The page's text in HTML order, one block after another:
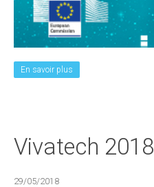
En savoir plus
Vivatech 2018
29/05/2018